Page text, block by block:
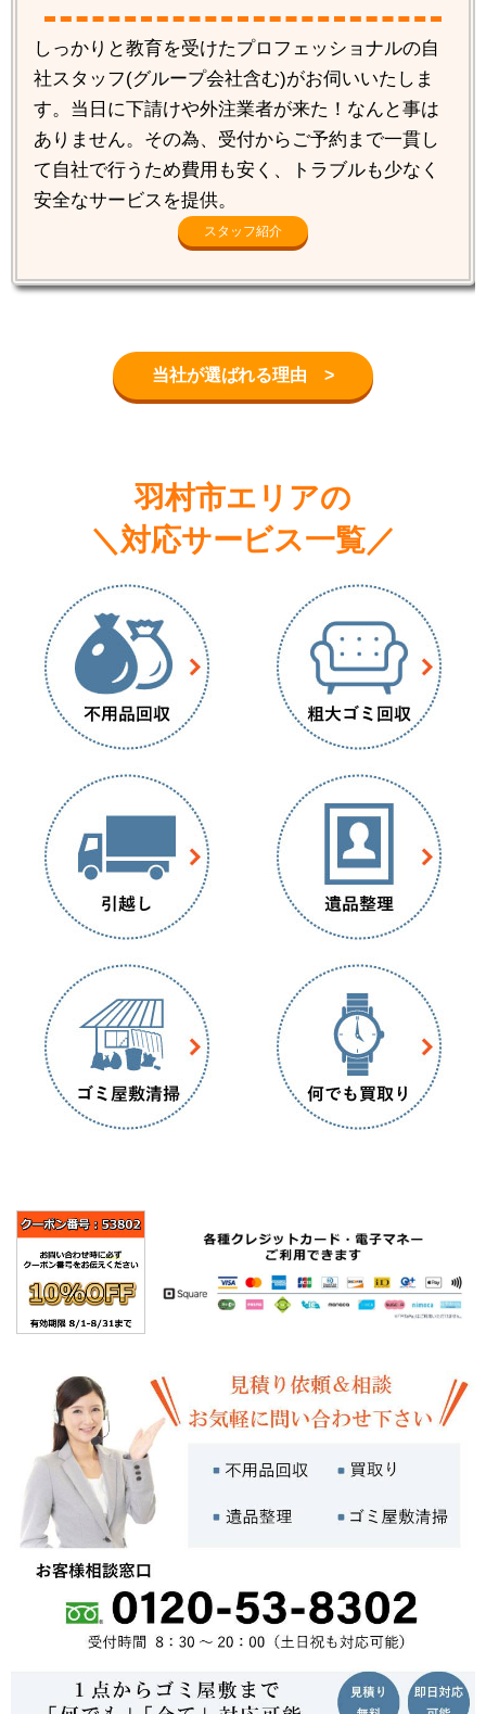
しっかりと教育を受けたプロフェッショナルの自
社スタッフ(グループ会社含む)がお伺いいたしま
す。当日に下請けや外注業者が来た！なんと事は
ありません。その為、受付からご予約まで一貫し
て自社で行うため費用も安く、トラブルも少なく
安全なサービスを提供。
スタッフ紹介
当社が選ばれる理由 >
羽村市エリアの
＼対応サービス一覧／